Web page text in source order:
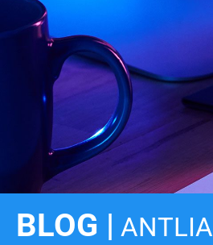
BLOG | ANTLIA